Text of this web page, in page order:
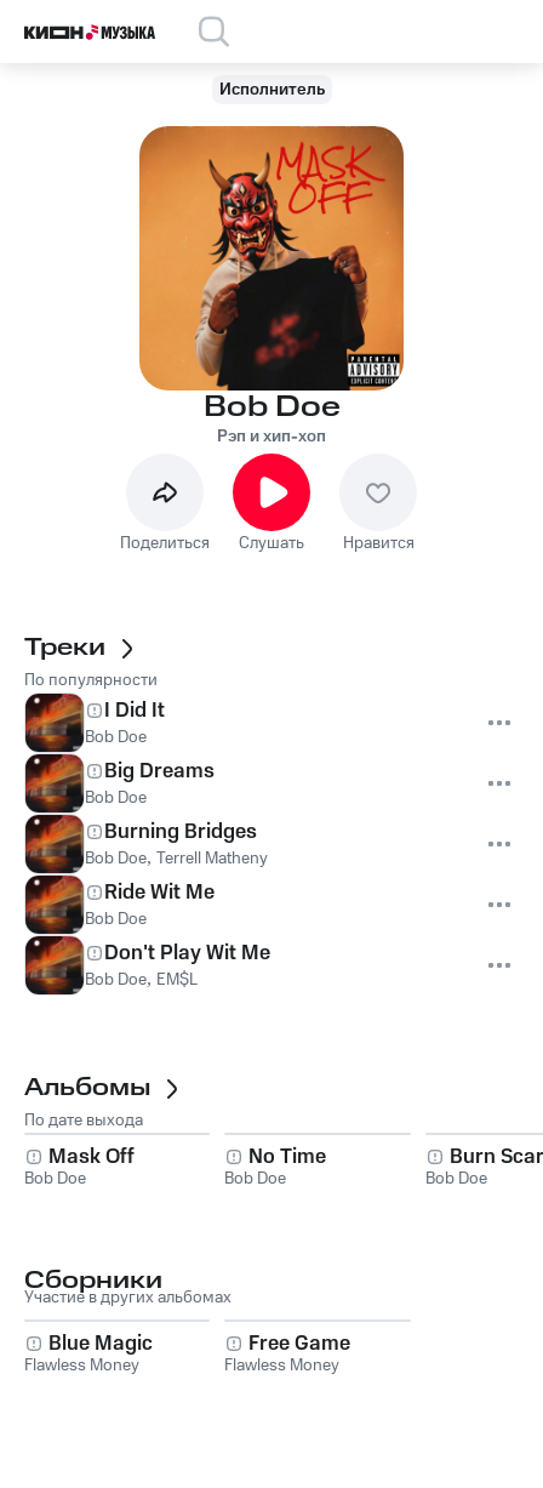
Исполнитель
Bob Doe
Рэп и хип-хоп
Поделиться Слушать Нравится
Треки
По популярности
I Did It
Bob Doe
Big Dreams
Bob Doe
Burning Bridges
Bob Doe, Terrell Matheny
Ride Wit Me
Bob Doe
Don't Play Wit Me
Bob Doe, EM$L
Альбомы
По дате выхода
Mask Off
Bob Doe
No Time
Bob Doe
Burn
Bob Doe
Сборники
Участие в других альбомах
Blue Magic
Flawless Money
Free Game
Flawless Money